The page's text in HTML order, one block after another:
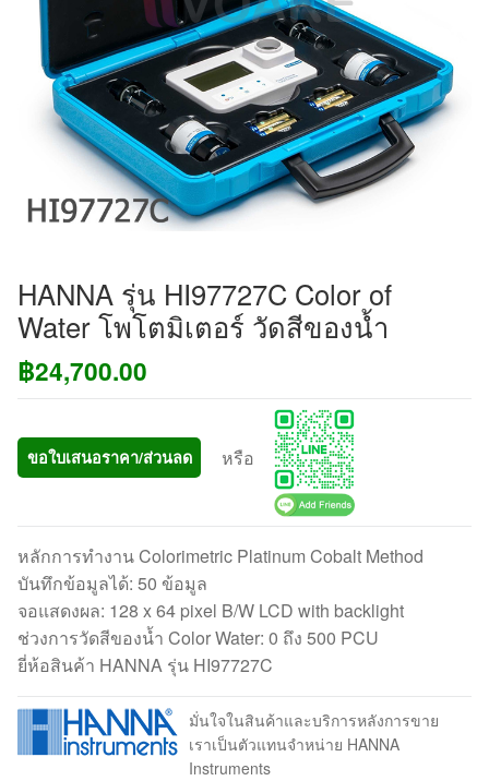
HANNA รุ่น HI97727C Color of
Water โพโตมิเตอร์ วัดสีของน้ำ
฿24,700.00
ขอใบเสนอราคา/ส่วนลด หรือ
หลักการทำงาน Colorimetric Platinum Cobalt Method
บันทึกข้อมูลได้: 50 ข้อมูล
จอแสดงผล: 128 x 64 pixel B/W LCD with backlight
ช่วงการวัดสีของน้ำ Color Water: 0 ถึง 500 PCU
ยี่ห้อสินค้า HANNA รุ่น HI97727C
มั่นใจในสินค้าและบริการหลังการขาย
เราเป็นตัวแทนจำหน่าย HANNA
Instruments